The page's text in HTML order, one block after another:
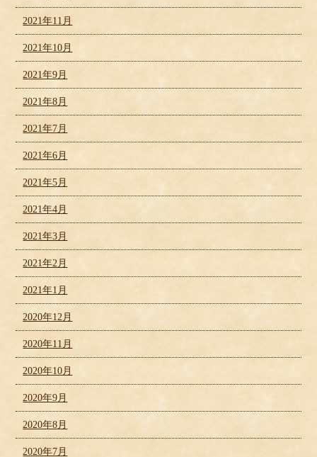
2021年11月
2021年10月
2021年9月
2021年8月
2021年7月
2021年6月
2021年5月
2021年4月
2021年3月
2021年2月
2021年1月
2020年12月
2020年11月
2020年10月
2020年9月
2020年8月
2020年7月